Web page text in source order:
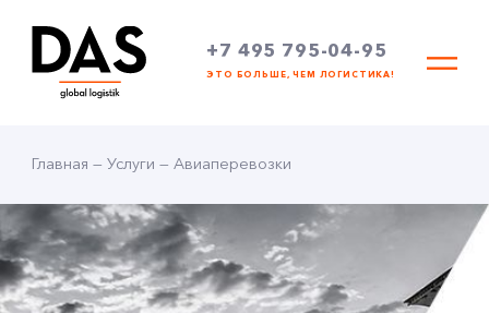
+7 495 795-04-95
ЭТО БОЛЬШЕ, ЧЕМ ЛОГИСТИКА!
Главная — Услуги — Авиаперевозки